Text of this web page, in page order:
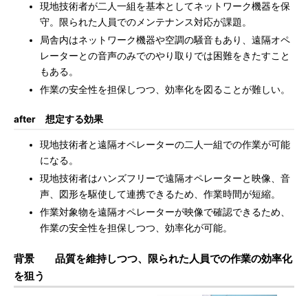
現地技術者が二人一組を基本としてネットワーク機器を保
守。限られた人員でのメンテナンス対応が課題。
局舎内はネットワーク機器や空調の騒音もあり、遠隔オペ
レーターとの音声のみでのやり取りでは困難をきたすこと
もある。
作業の安全性を担保しつつ、効率化を図ることが難しい。
after 想定する効果
現地技術者と遠隔オペレーターの二人一組での作業が可能
になる。
現地技術者はハンズフリーで遠隔オペレーターと映像、音
声、図形を駆使して連携できるため、作業時間が短縮。
作業対象物を遠隔オペレーターが映像で確認できるため、
作業の安全性を担保しつつ、効率化が可能。
背景 品質を維持しつつ、限られた人員での作業の効率化
を狙う